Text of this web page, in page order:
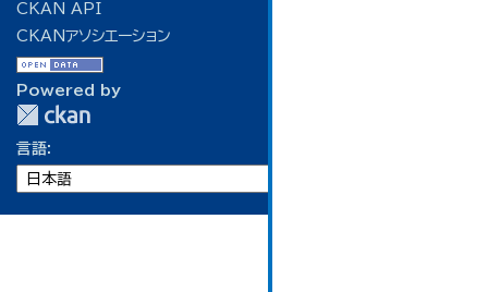
CKAN API
CKANアソシエーション
Powered by
言語